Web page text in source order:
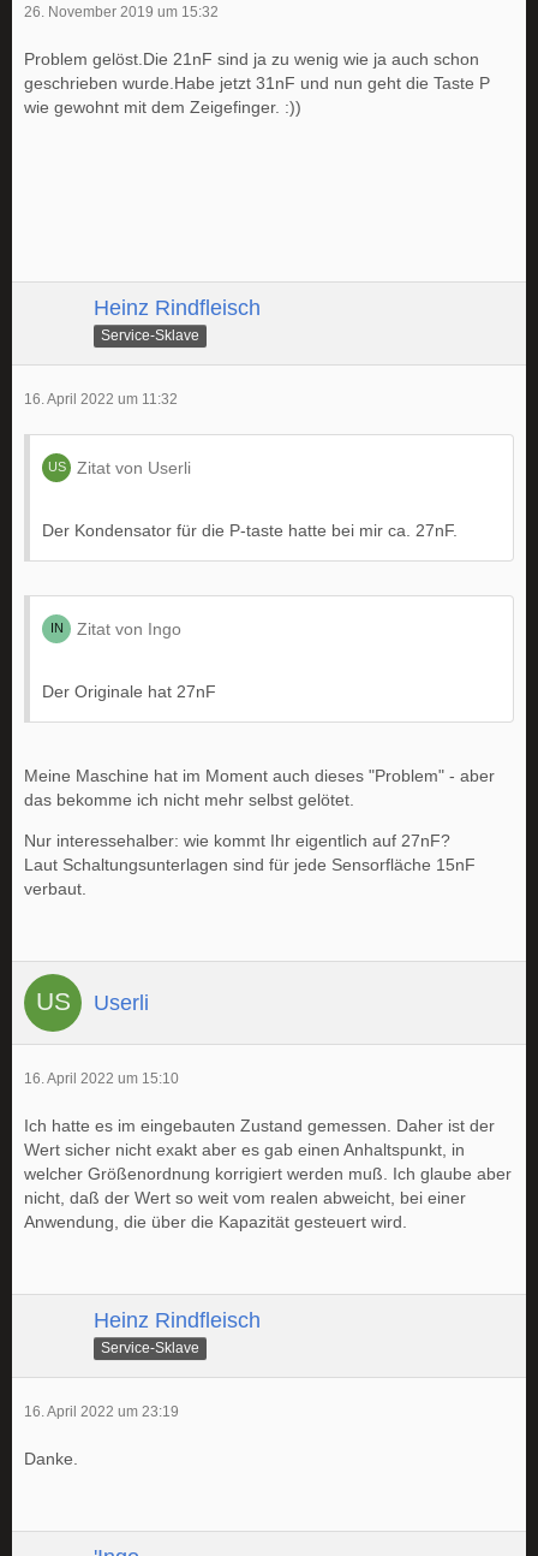
26. November 2019 um 15:32
Problem gelöst.Die 21nF sind ja zu wenig wie ja auch schon
geschrieben wurde.Habe jetzt 31nF und nun geht die Taste P
wie gewohnt mit dem Zeigefinger. :))
Heinz Rindfleisch
Service-Sklave
16. April 2022 um 11:32
Zitat von Userli
Der Kondensator für die P-taste hatte bei mir ca. 27nF.
Zitat von Ingo
Der Originale hat 27nF
Meine Maschine hat im Moment auch dieses "Problem" - aber
das bekomme ich nicht mehr selbst gelötet.
Nur interessehalber: wie kommt Ihr eigentlich auf 27nF?
Laut Schaltungsunterlagen sind für jede Sensorfläche 15nF
verbaut.
Userli
16. April 2022 um 15:10
Ich hatte es im eingebauten Zustand gemessen. Daher ist der
Wert sicher nicht exakt aber es gab einen Anhaltspunkt, in
welcher Größenordnung korrigiert werden muß. Ich glaube aber
nicht, daß der Wert so weit vom realen abweicht, bei einer
Anwendung, die über die Kapazität gesteuert wird.
Heinz Rindfleisch
Service-Sklave
16. April 2022 um 23:19
Danke.